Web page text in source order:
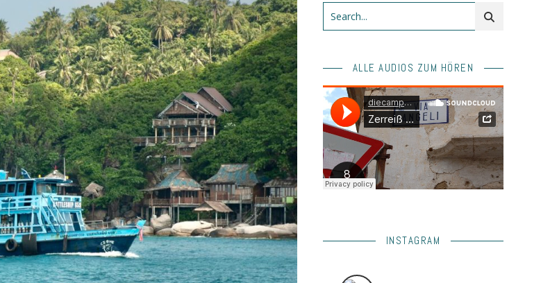
ALLE AUDIOS ZUM HÖREN
INSTAGRAM